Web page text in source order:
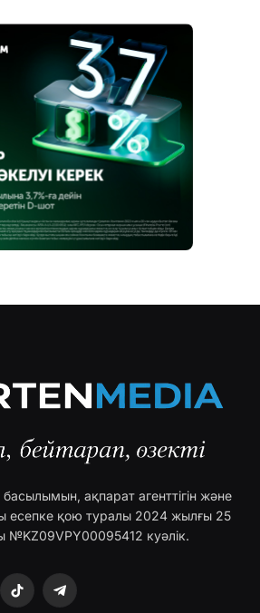
ақпарат агенттігін және
есепке қою туралы 2024 жылғы 25
№KZ09VPY00095412 куәлік.
TikTok Telegram